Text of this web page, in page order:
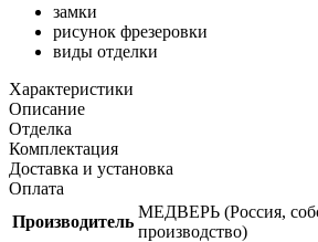
замки
рисунок фрезеровки
виды отделки
Характеристики
Описание
Отделка
Комплектация
Доставка и установка
Оплата
Производитель
МЕДВЕРЬ (Россия,
производство)